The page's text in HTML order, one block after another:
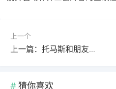
上一个
上一篇：托马斯和朋友魔幻铁路游戏
猜你喜欢